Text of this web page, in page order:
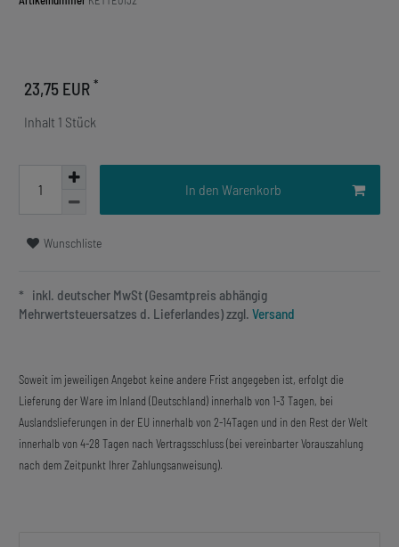
23,75 EUR *
Inhalt 1 Stück
In den Warenkorb
Wunschliste
* inkl. deutscher MwSt (Gesamtpreis abhängig
Mehrwertsteuersatzes d. Lieferlandes) zzgl. Versand
Soweit im jeweiligen Angebot keine andere Frist angegeben ist, erfolgt die
Lieferung der Ware im Inland (Deutschland) innerhalb von 1-3 Tagen, bei
Auslandslieferungen in der EU innerhalb von 2-14Tagen und in den Rest der Welt
innerhalb von 4-28 Tagen nach Vertragsschluss (bei vereinbarter Vorauszahlung
nach dem Zeitpunkt Ihrer Zahlungsanweisung).